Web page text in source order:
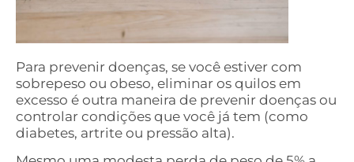
Para prevenir doenças, se você estiver com
sobrepeso ou obeso, eliminar os quilos em
excesso é outra maneira de prevenir doenças ou
controlar condições que você já tem (como
diabetes, artrite ou pressão alta).